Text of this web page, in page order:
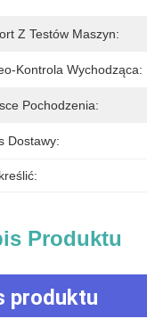
Z Testów Maszyn:
Kontrola Wychodząca:
Pochodzenia:
Dostawy:
Produktu
produktu